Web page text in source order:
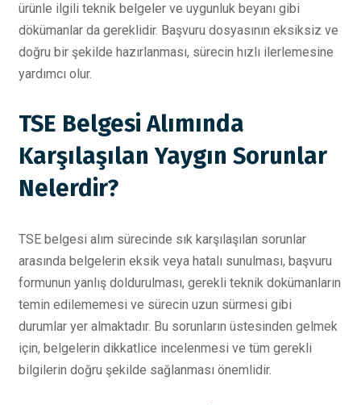
ürünle ilgili teknik belgeler ve uygunluk beyanı gibi
dökümanlar da gereklidir. Başvuru dosyasının eksiksiz ve
doğru bir şekilde hazırlanması, sürecin hızlı ilerlemesine
yardımcı olur.
TSE Belgesi Alımında
Karşılaşılan Yaygın Sorunlar
Nelerdir?
TSE belgesi alım sürecinde sık karşılaşılan sorunlar
arasında belgelerin eksik veya hatalı sunulması, başvuru
formunun yanlış doldurulması, gerekli teknik dokümanların
temin edilememesi ve sürecin uzun sürmesi gibi
durumlar yer almaktadır. Bu sorunların üstesinden gelmek
için, belgelerin dikkatlice incelenmesi ve tüm gerekli
bilgilerin doğru şekilde sağlanması önemlidir.